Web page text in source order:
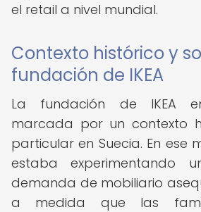
el retail a nivel mundial.
Contexto histórico y
fundación de IKEA
La fundación de IKEA
marcada por un contexto
particular en Suecia. En ese
estaba experimentando
demanda de mobiliario
a medida que las